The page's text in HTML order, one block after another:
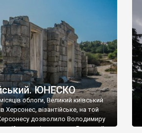
викрадені з фондів об’єкту
«Херсонеса Таврійського».
Візантії», але експерти та
це лише […]
ЮНЕСКО
облоги, Великий київський
візантійське, на той
дозволило Володимиру
імператору Василю ІІ,